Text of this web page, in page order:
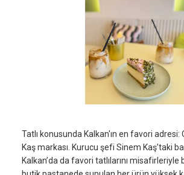
Tatlı konusunda Kalkan'ın en favori adresi:
Kaş markası. Kurucu şefi Sinem Kaş’taki
Kalkan’da da favori tatlılarını misafirleriyle